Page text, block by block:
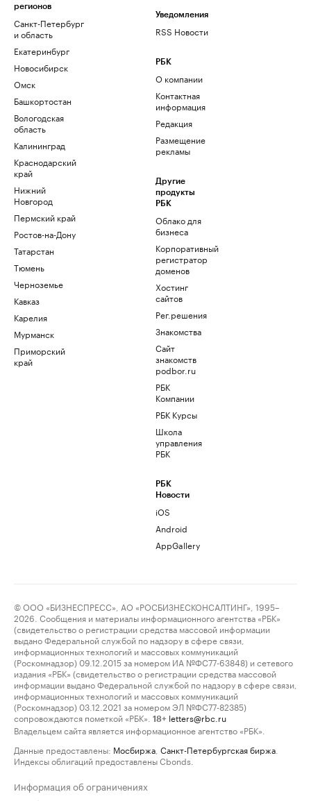
регионов
Санкт-Петербург
и область
Екатеринбург
Новосибирск
Омск
Башкортостан
Вологодская
область
Калининград
Краснодарский
край
Нижний
Новгород
Пермский край
Ростов-на-Дону
Татарстан
Тюмень
Черноземье
Кавказ
Карелия
Мурманск
Приморский
край
Уведомления
RSS Новости
РБК
О компании
Контактная
информация
Редакция
Размещение
рекламы
Другие
продукты
РБК
Облако для
бизнеса
Корпоративный
регистратор
доменов
Хостинг
сайтов
Рег.решения
Знакомства
Сайт
знакомств
podbor.ru
РБК
Компании
РБК Курсы
Школа
управления
РБК
РБК
Новости
iOS
Android
AppGallery
© ООО «БИЗНЕСПРЕСС», АО «РОСБИЗНЕСКОНСАЛТИНГ», 1995–
2026. Сообщения и материалы информационного агентства «РБК»
(свидетельство о регистрации средства массовой информации
выдано Федеральной службой по надзору в сфере связи,
информационных технологий и массовых коммуникаций
(Роскомнадзор) 09.12.2015 за номером ИА №ФС77-63848) и сетевого
издания «РБК» (свидетельство о регистрации средства массовой
информации выдано Федеральной службой по надзору в сфере связи,
информационных технологий и массовых коммуникаций
(Роскомнадзор) 03.12.2021 за номером ЭЛ №ФС77-82385)
сопровождаются пометкой «РБК».
18+ letters@rbc.ru
Владельцем сайта является информационное агентство «РБК».
Данные предоставлены: Мосбиржа Санкт-Петербургская биржа
Индексы облигаций предоставлены Cbonds.
Информация об ограничениях